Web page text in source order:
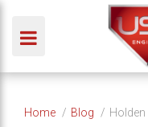
(Auto)
Toggle navigation
Winkelwagen
INDUSTRIE
Home Blog